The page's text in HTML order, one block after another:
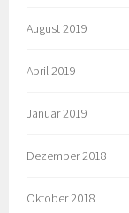
August 2019
April 2019
Januar 2019
Dezember 2018
Oktober 2018